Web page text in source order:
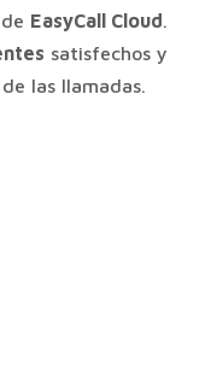
EasyCall Cloud.
satisfechos y
las llamadas.